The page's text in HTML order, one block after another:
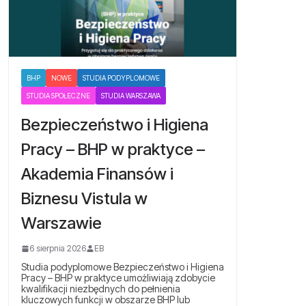
BHP NOWE STUDIA PODYPLOMOWE
STUDIA SPOŁECZNE STUDIA WARSZAWA
Bezpieczeństwo i Higiena
Pracy – BHP w praktyce –
Akademia Finansów i
Biznesu Vistula w
Warszawie
6 sierpnia 2026 EB
Studia podyplomowe Bezpieczeństwo i Higiena
Pracy – BHP w praktyce umożliwiają zdobycie
kwalifikacji niezbędnych do pełnienia
kluczowych funkcji w obszarze BHP lub